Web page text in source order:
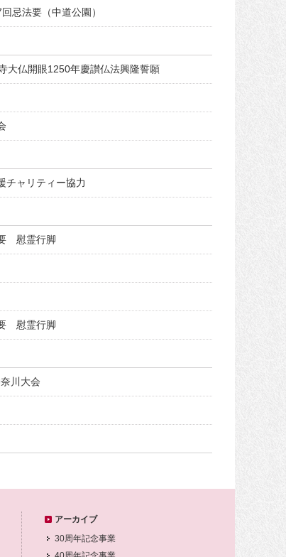
忌法要（中道公園）
大仏開眼1250年慶讃仏法興隆誓願
チャリティー協力
慰霊行脚
慰霊行脚
川大会
アーカイブ
30周年記念事業